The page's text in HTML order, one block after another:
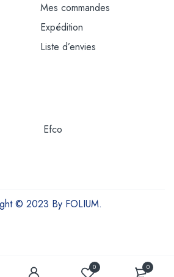
0 0
Mes commandes
Expédition
Liste d’envies
Efco
© 2023 By FOLIUM.
vie plus verte